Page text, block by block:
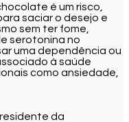
é um risco,
saciar o desejo e
sem ter fome,
serotonina no
uma dependência ou
à saúde
como ansiedade,
da